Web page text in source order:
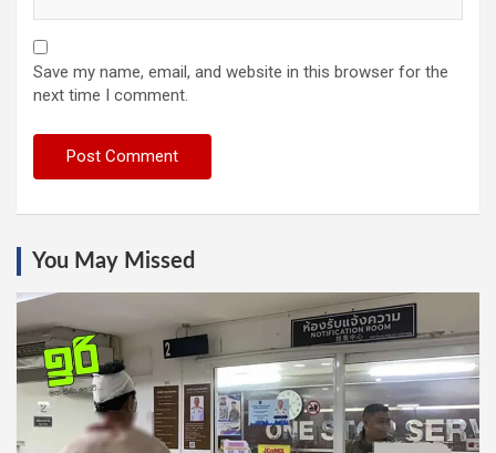
Save my name, email, and website in this browser for the
next time I comment.
You May Missed